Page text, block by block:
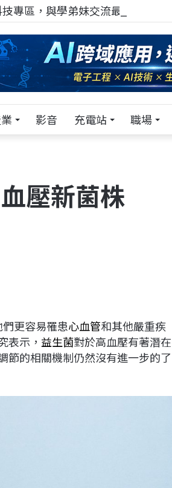
專區，與學弟妹交流最硬核的技術
影音 充電站 職場
壓新菌株
更容易罹患心血管和其他嚴重疾
表示， 益生菌對於高血壓有著潛在
節的相關機制仍然沒有進一步的了